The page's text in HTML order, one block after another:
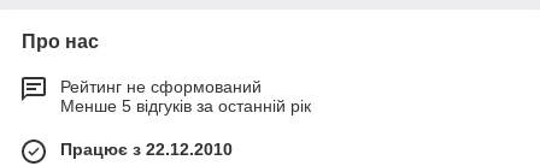
Про нас
Рейтинг не сформований
Менше 5 відгуків за останній рік
Працює з 22.12.2010